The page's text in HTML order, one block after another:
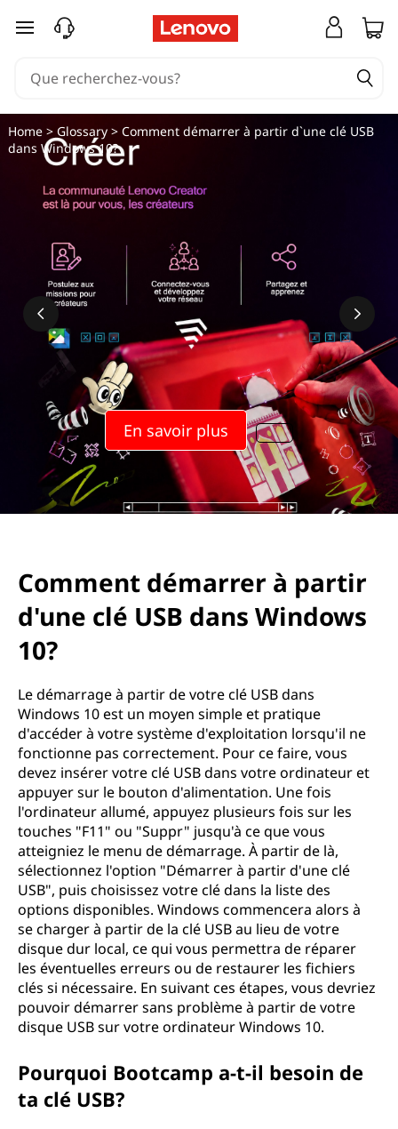
C
m
e
u
passer au contenu principal
En savoir plus
Home> Glossary> Comment démarrer à partir d`une clé USB
dans Windows 10?
Comment démarrer à partir
d'une clé USB dans Windows
10?
Le démarrage à partir de votre clé USB dans
Windows 10 est un moyen simple et pratique
d'accéder à votre système d'exploitation lorsqu'il ne
fonctionne pas correctement. Pour ce faire, vous
devez insérer votre clé USB dans votre ordinateur et
appuyer sur le bouton d'alimentation. Une fois
l'ordinateur allumé, appuyez plusieurs fois sur les
touches "F11" ou "Suppr" jusqu'à ce que vous
atteigniez le menu de démarrage. À partir de là,
sélectionnez l'option "Démarrer à partir d'une clé
USB", puis choisissez votre clé dans la liste des
options disponibles. Windows commencera alors à
se charger à partir de la clé USB au lieu de votre
disque dur local, ce qui vous permettra de réparer
les éventuelles erreurs ou de restaurer les fichiers
clés si nécessaire. En suivant ces étapes, vous devriez
pouvoir démarrer sans problème à partir de votre
disque USB sur votre ordinateur Windows 10.
Pourquoi Bootcamp a-t-il besoin de
ta clé USB?